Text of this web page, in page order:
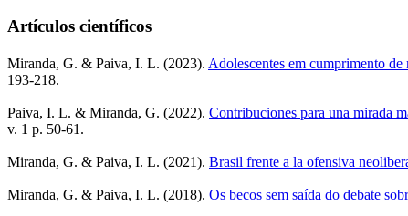
Artículos científicos
Miranda, G. & Paiva, I. L. (2023). Adolescentes em cumprimento
193-218.
Paiva, I. L. & Miranda, G. (2022). Contribuciones para una mirada
v. 1 p. 50-61.
Miranda, G. & Paiva, I. L. (2021). Brasil frente a la ofensiva
Miranda, G. & Paiva, I. L. (2018). Os becos sem saída do debate